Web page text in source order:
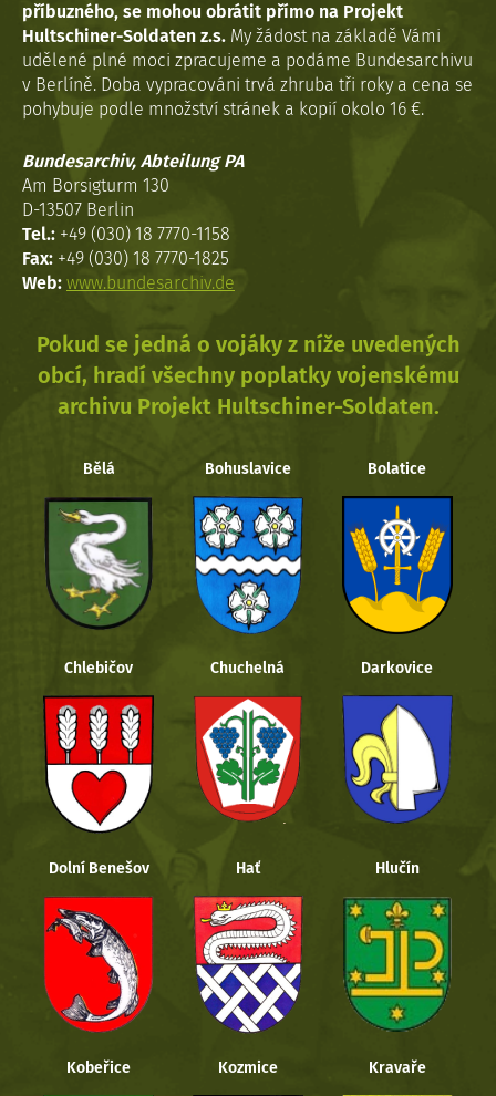
příbuzného, se mohou obrátit přímo na Projekt
Hultschiner-Soldaten z.s. My žádost na základě Vámi
udělené plné moci zpracujeme a podáme Bundesarchivu
v Berlíně. Doba vypracováni trvá zhruba tři roky a cena se
pohybuje podle množství stránek a kopií okolo 16 €.
Bundesarchiv, Abteilung PA
Am Borsigturm 130
D-13507 Berlin
Tel.: +49 (030) 18 7770-1158
Fax: +49 (030) 18 7770-1825
Web: www.bundesarchiv.de
Pokud se jedná o vojáky z níže uvedených
obcí, hradí všechny poplatky vojenskému
archivu Projekt Hultschiner-Soldaten.
Bělá Bohuslavice Bolatice
Chlebičov Chuchelná Darkovice
Dolní Benešov Hať Hlučín
Kobeřice Kozmice Kravaře